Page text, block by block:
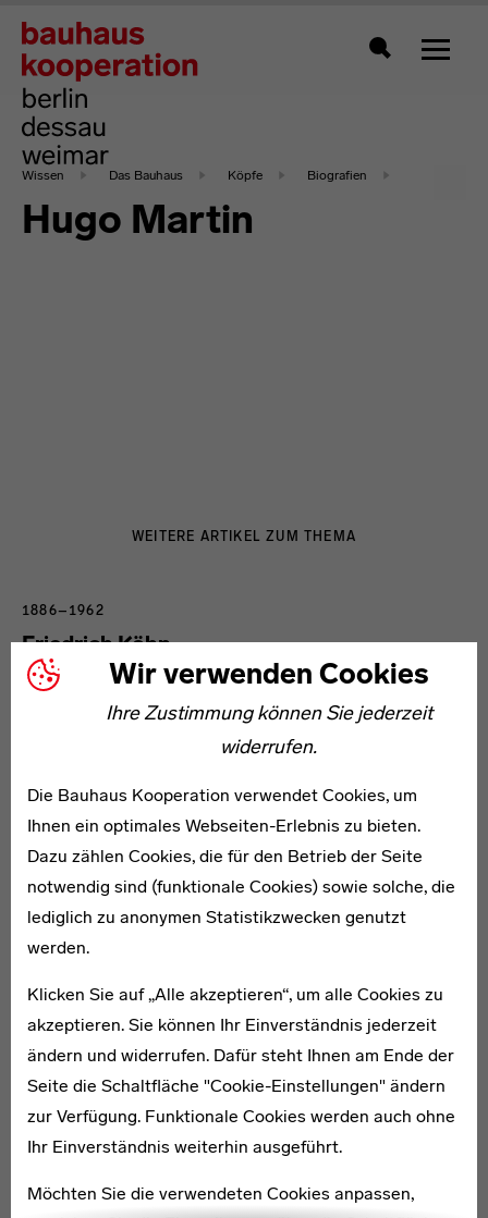
Wir verwenden Cookies
Ihre Zustimmung können Sie jederzeit
widerrufen.
Die Bauhaus Kooperation verwendet Cookies, um
Ihnen ein optimales Webseiten-Erlebnis zu bieten.
Dazu zählen Cookies, die für den Betrieb der Seite
notwendig sind (funktionale Cookies) sowie solche, die
lediglich zu anonymen Statistikzwecken genutzt
werden.
Klicken Sie auf „Alle akzeptieren“, um alle Cookies zu
akzeptieren. Sie können Ihr Einverständnis jederzeit
ändern und widerrufen. Dafür steht Ihnen am Ende der
Seite die Schaltfläche "Cookie-Einstellungen" ändern
zur Verfügung. Funktionale Cookies werden auch ohne
Ihr Einverständnis weiterhin ausgeführt.
Möchten Sie die verwendeten Cookies anpassen,
Zeigt
Wissen Das Bauhaus Köpfe Biografien
Hugo Martin
WEITERE ARTIKEL ZUM THEMA
Friedrich Köhn
1886–1962
Rudolf Marwitz
* 1907
Kurt Nandtke
1900–1979